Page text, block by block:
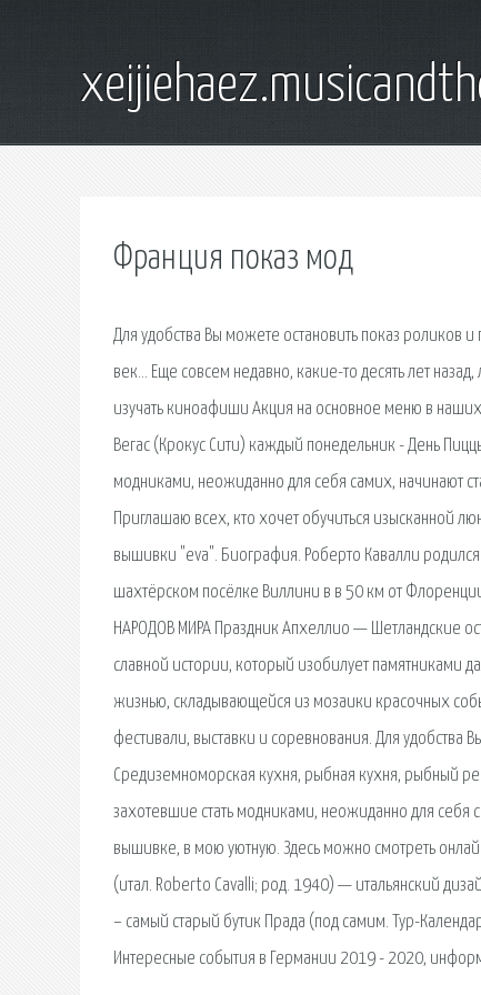
Франция показ мод
Для удобства Вы можете остановить показ роликов
век… Еще совсем недавно, какие-то десять лет
изучать киноафиши Акция на основное меню в
Вегас (Крокус Сити) каждый понедельник - День
модниками, неожиданно для себя самих, начинают
Приглашаю всех, кто хочет обучиться изысканной
вышивки "eva". Биография. Роберто Кавалли
шахтёрском посёлке Виллини в в 50 км от
НАРОДОВ МИРА Праздник Апхеллио — Шетландские
славной истории, который изобилует памятниками
жизнью, складывающейся из мозаики красочных
фестивали, выставки и соревнования. Для удобства
Средиземноморская кухня, рыбная кухня, рыбный
захотевшие стать модниками, неожиданно для себя
вышивке, в мою уютную. Здесь можно смотреть
(итал. Roberto Cavalli; род. 1940) — итальянский
– самый старый бутик Прада (под самим. Тур-
Интересные события в Германии 2019 - 2020,